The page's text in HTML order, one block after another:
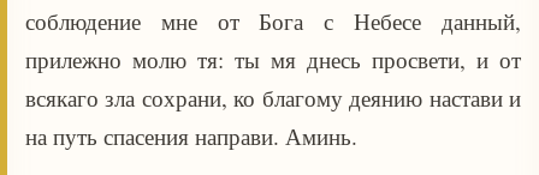
соблюдение мне от Бога с Небесе данный,
прилежно молю тя: ты мя днесь просвети, и от
всякаго зла сохрани, ко благому деянию настави и
на путь спасения направи. Аминь.